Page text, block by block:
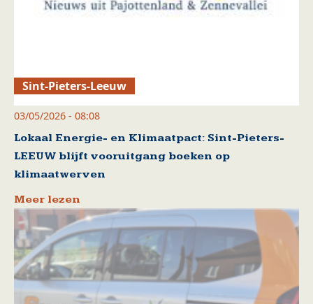
Sint-Pieters-Leeuw
03/05/2026 - 08:08
Lokaal Energie- en Klimaatpact: Sint-Pieters-
LEEUW blijft vooruitgang boeken op
klimaatwerven
Meer lezen